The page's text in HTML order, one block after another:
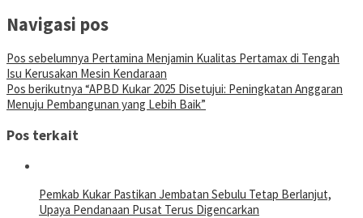
Navigasi pos
Pos sebelumnya Pertamina Menjamin Kualitas Pertamax di Tengah
Isu Kerusakan Mesin Kendaraan
Pos berikutnya “APBD Kukar 2025 Disetujui: Peningkatan Anggaran
Menuju Pembangunan yang Lebih Baik”
Pos terkait
Pemkab Kukar Pastikan Jembatan Sebulu Tetap Berlanjut,
Upaya Pendanaan Pusat Terus Digencarkan